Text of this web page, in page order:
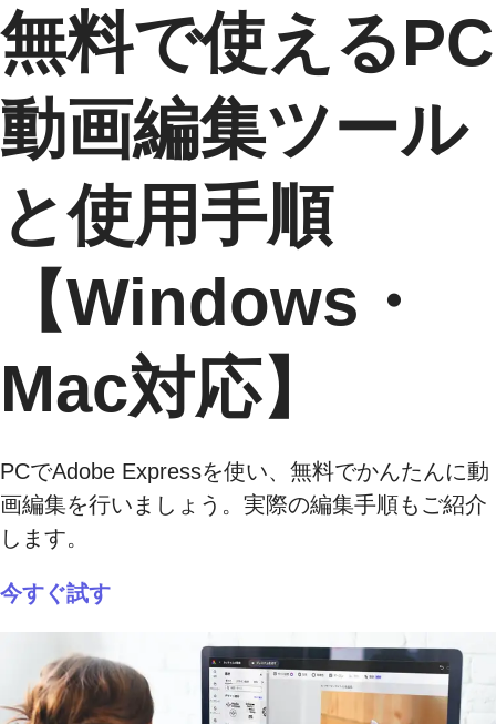
無料で使えるPC
動画編集ツール
と使用手順
【Windows・
Mac対応】
PCでAdobe Expressを使い、無料でかんたんに動
画編集を行いましょう。実際の編集手順もご紹介
します。
今すぐ試す